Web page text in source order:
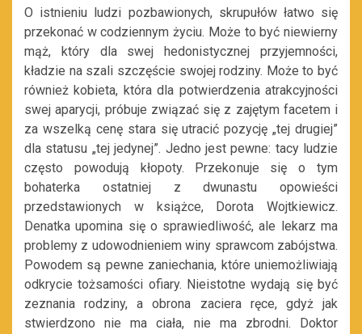
O istnieniu ludzi pozbawionych, skrupułów łatwo się
przekonać w codziennym życiu. Może to być niewierny
mąż, który dla swej hedonistycznej przyjemności,
kładzie na szali szczęście swojej rodziny. Może to być
również kobieta, która dla potwierdzenia atrakcyjności
swej aparycji, próbuje związać się z zajętym facetem i
za wszelką cenę stara się utracić pozycję „tej drugiej”
dla statusu „tej jedynej”. Jedno jest pewne: tacy ludzie
często powodują kłopoty. Przekonuje się o tym
bohaterka ostatniej z dwunastu opowieści
przedstawionych w książce, Dorota Wojtkiewicz.
Denatka upomina się o sprawiedliwość, ale lekarz ma
problemy z udowodnieniem winy sprawcom zabójstwa.
Powodem są pewne zaniechania, które uniemożliwiają
odkrycie tożsamości ofiary. Nieistotne wydają się być
zeznania rodziny, a obrona zaciera ręce, gdyż jak
stwierdzono nie ma ciała, nie ma zbrodni. Doktor